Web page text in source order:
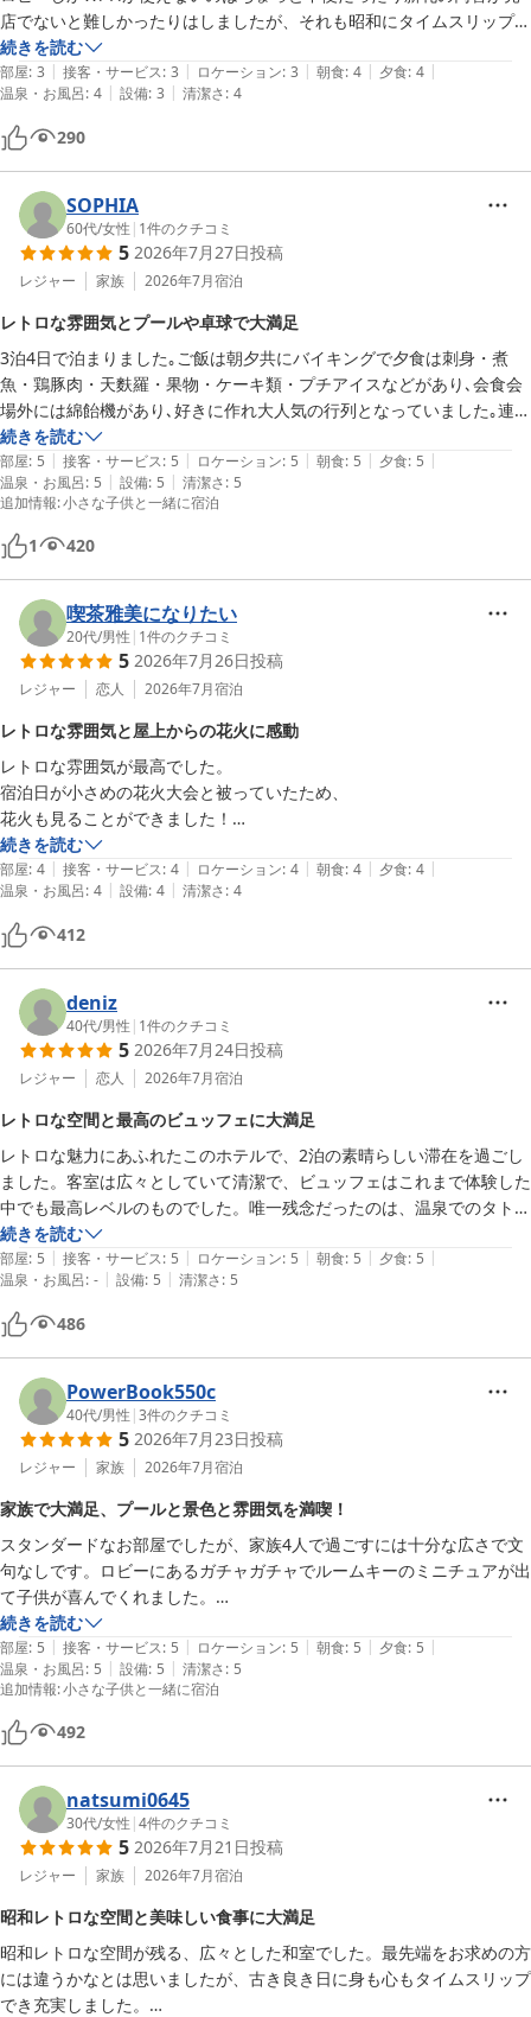
店でないと難しかったりはしましたが、それも昭和にタイムスリップし
たと思えば楽しいです。
朝　夕のバイキングも満足でした。
続きを読む
部屋: 3 | 接客・サービス: 3 | ロケーション: 3 | 朝食: 4 | 夕食: 4 |
温泉・お風呂: 4 | 設備: 3 | 清潔さ: 4
290
SOPHIA
60代/女性 | 1件のクチコミ
5 2026年7月27日投稿
レジャー 家族 2026年7月宿泊
レトロな雰囲気とプールや卓球で大満足
3泊4日で泊まりました｡ご飯は朝夕共にバイキングで夕食は刺身・煮
魚・鶏豚肉・天麩羅・果物・ケーキ類・プチアイスなどがあり､会食会
場外には綿飴機があり､好きに作れ大人気の行列となっていました｡連泊
の今回は食事のメニューは大まかには変わらずでしたが品数が豊富にあ
りますので3泊でも美味しく頂きました｡ただ朝食のおかずが少なめで
特に3泊目の朝に海苔もウインナーも無く『食べる物が無〜い』と半べ
そのお子様もいらして､大人も海苔がなぜ無いんだとザワついていまし
た｡夏休みは小さなお子様連れが多いので､子供が喜ぶメニューが増えた
ら嬉しいと思います｡パンは2種類でトースターが離れていて私達は最
便利だと思いました｡お子様向けに100%のりんご・みかんのジュース
や牛乳があり､大人にはコーヒー紅茶ほうじ茶の温かい飲み物が充実し
ていました｡ハトヤホテルのお風呂は午前中10時〜12時までの2時間入
れない為､プールに入った場合はプールサイドでシャワーを浴び着替え､
客室のお風呂に入る事になります｡プールは大人用のプールとお子様向
どで移動しサンハトヤのプールへ出かけた方がより楽しいと思います｡
そちらのプール後に入れるお風呂は日替わりで男女交代となり､1つは
大きな海亀が優雅に泳いでおり､もう1つは鮫、鮫にくっつき泳ぐ小判
鮫・鯵などが泳ぎ回る様子が見られ湯温もぬるめでのんびり浸かってい
られます｡外の露天風呂が湯温は高めでした｡プールからお風呂までの通
路が濡れていたり階段がある為､歩く時注意が必要でした｡水気をとるマ
ットを敷き詰めて頂けたら有り難いと思いました｡またそこの通路に水
料で使える洗濯機と乾燥機がありますが夕方近くは混み合っていて､夜
には施錠されてしまう為注意が必要です｡駐車場からホテルまで坂道を
上がる為､私達はアウトドア用キャリーを持参し運びました｡ホテルに
は､館内専用の台車の用意はありました｡50年前に来た時と良い意味で
変わらず､レトロな感じが素敵で従業員の方も優しくゆっくりできまし
た｡卓球台があり､24時間無料で遊べる為､孫も大変楽しくしていまし
続きを読む
部屋: 5 | 接客・サービス: 5 | ロケーション: 5 | 朝食: 5 | 夕食: 5 |
温泉・お風呂: 5 | 設備: 5 | 清潔さ: 5
追加情報:小さな子供と一緒に宿泊
1 420
喫茶雅美になりたい
20代/男性 | 1件のクチコミ
5 2026年7月26日投稿
レジャー 恋人 2026年7月宿泊
レトロな雰囲気と屋上からの花火に感動
レトロな雰囲気が最高でした。
宿泊日が小さめの花火大会と被っていたため、
花火も見ることができました！
ホテルの屋上から見る花火は雰囲気があり、幻想的でとても良い思い出
になりました。
次は家族を連れてまた来たいです！
続きを読む
部屋: 4 | 接客・サービス: 4 | ロケーション: 4 | 朝食: 4 | 夕食: 4 |
温泉・お風呂: 4 | 設備: 4 | 清潔さ: 4
412
deniz
40代/男性 | 1件のクチコミ
5 2026年7月24日投稿
レジャー 恋人 2026年7月宿泊
レトロな空間と最高のビュッフェに大満足
レトロな魅力にあふれたこのホテルで、2泊の素晴らしい滞在を過ごし
ました。客室は広々としていて清潔で、ビュッフェはこれまで体験した
中でも最高レベルのものでした。唯一残念だったのは、温泉でのタトゥ
ーが禁止されていたことです。
続きを読む
部屋: 5 | 接客・サービス: 5 | ロケーション: 5 | 朝食: 5 | 夕食: 5 |
温泉・お風呂: - | 設備: 5 | 清潔さ: 5
486
PowerBook550c
40代/男性 |3件のクチコミ
5 2026年7月23日投稿
レジャー 家族 2026年7月宿泊
家族で大満足、プールと景色と雰囲気を満喫！
スタンダードなお部屋でしたが、家族4人で過ごすには十分な広さで文
句なしです。ロビーにあるガチャガチャでルームキーのミニチュアが出
て子供が喜んでくれました。
部屋の窓がとにかく大きくて眺めが良く、海の方向を見れば「初島」、
山方向を見れば「大室山」が見えました。昭和レトロブームなのか、家
族連れだけでなく若い人もいて沢山館内を撮影されていました。部屋に
置いてあった美味しかった「ハトヤサブレ」をお土産に買いました。
ハトヤホテルのプールは小さいですが、4歳（身長100cm）でも足がつ
いて安心して遊べる子供用プールもあったのでとても助かりました。翌
無料で利用でき大満足でした。また利用します！
続きを読む
部屋: 5 | 接客・サービス: 5 | ロケーション: 5 | 朝食: 5 | 夕食: 5 |
温泉・お風呂: 5 | 設備: 5 | 清潔さ: 5
追加情報:小さな子供と一緒に宿泊
492
natsumi0645
30代/女性 |4件のクチコミ
5 2026年7月21日投稿
レジャー 家族 2026年7月宿泊
昭和レトロな空間と美味しい食事に大満足
昭和レトロな空間が残る、広々とした和室でした。最先端をお求めの方
には違うかなとは思いましたが、古き良き日に身も心もタイムスリップ
でき充実しました。